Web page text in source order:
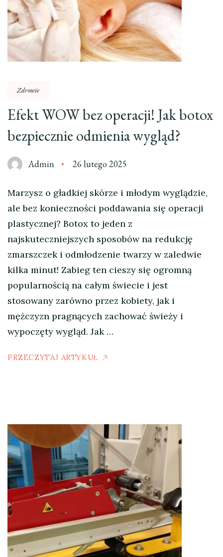
Zdrowie
Efekt WOW bez operacji! Jak botox
bezpiecznie odmienia wygląd?
Admin 26 lutego 2025
Marzysz o gładkiej skórze i młodym wyglądzie,
ale bez konieczności poddawania się operacji
plastycznej? Botox to jeden z
najskuteczniejszych sposobów na redukcję
zmarszczek i odmłodzenie twarzy w zaledwie
kilka minut! Zabieg ten cieszy się ogromną
popularnością na całym świecie i jest
stosowany zarówno przez kobiety, jak i
mężczyzn pragnących zachować świeży i
wypoczęty wygląd. Jak …
PRZECZYTAJ ARTYKUŁ